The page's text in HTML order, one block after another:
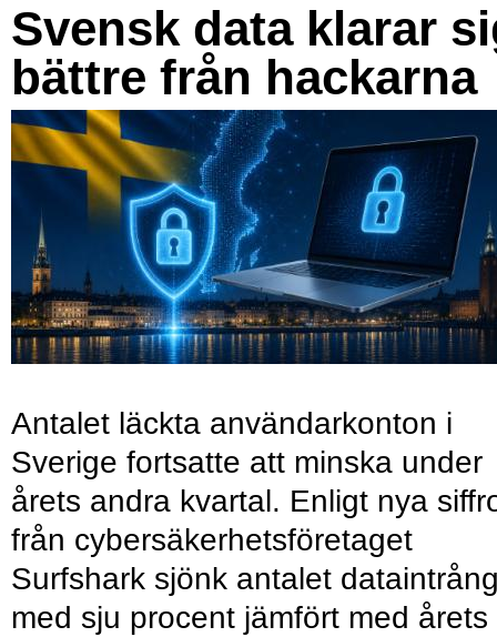
Svensk data klarar
bättre från hackarna
Antalet läckta användarkonton i
Sverige fortsatte att minska under
årets andra kvartal. Enligt nya
från cybersäkerhetsföretaget
Surfshark sjönk antalet
med sju procent jämfört med årets